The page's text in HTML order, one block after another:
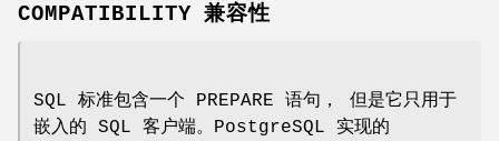
COMPATIBILITY 兼容性
SQL 标准包含一个 PREPARE 语句， 但是它只用于
嵌入的 SQL 客户端。PostgreSQL 实现的